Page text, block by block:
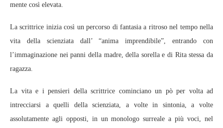
mente così elevata.
La scrittrice inizia così un percorso di fantasia a ritroso nel tempo nella
vita della scienziata dall’ “anima imprendibile”, entrando con
l’immaginazione nei panni della madre, della sorella e di Rita stessa da
ragazza.
La vita e i pensieri della scrittrice cominciano un pò per volta ad
intrecciarsi a quelli della scienziata, a volte in sintonia, a volte
assolutamente agli opposti, in un monologo surreale a più voci, nel